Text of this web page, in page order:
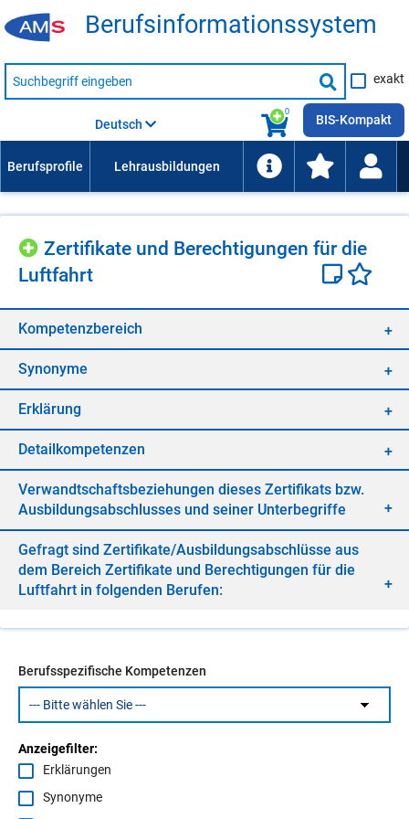
Be­rufs­in­for­ma­ti­ons­sys­tem
Suche
nach
Suche
starten
exakt
0
Deutsch BIS-Kompakt
Zer­ti­fi­ka­te und Be­rech­ti­gun­gen für die
Luft­fahrt
Kom­pe­tenz­be­reich
Syn­ony­me
Er­klä­rung
De­tail­kom­pe­ten­zen
Ver­wandt­schafts­be­zie­hun­gen die­ses Zer­ti­fi­kats bzw.
Aus­bil­dungs­ab­schlus­ses und sei­ner Un­ter­be­grif­fe
Ge­fragt sind Zer­ti­fi­ka­te/​Aus­bil­dungs­ab­schlüs­se aus
dem Be­reich Zer­ti­fi­ka­te und Be­rech­ti­gun­gen für die
Luft­fahrt in fol­gen­den Be­ru­fen:
Berufsspezifische Kompetenzen
Anzeigefilter:
Erklärungen
Synonyme